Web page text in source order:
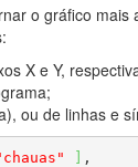
o gráfico
X e Y,
ou de linhas e
]